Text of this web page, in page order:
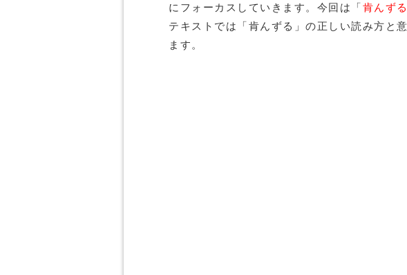
にフォーカスしていきます。今回は「 肯んず
テキストでは「肯んずる」の正しい読み方と
ます。